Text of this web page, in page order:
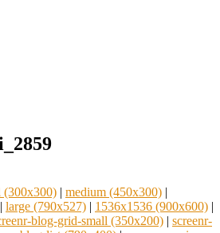
(300x300) | medium (450x300) |
| large (790x527) | 1536x1536 (900x600) |
blog-grid-small (350x200) | screenr-